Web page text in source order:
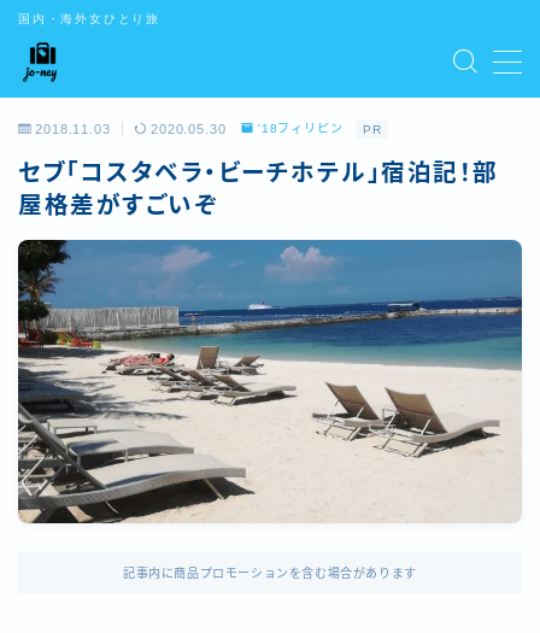
国内・海外女ひとり旅
お問い合わせ
デモプリセット記事 #5
デモプリセット記事 Part01
デモプリセット記事 Part03
デモプリセット記事 Part07
トップ
はじめての方はこちら
プライバシーポリシー
プライバシーポリシー
利用規約／特定商取引法に基づく表記
有料記事の決済完了ページ
特定商取引法に基づく表記
運営者情報
2018.11.03 2020.05.30 '18フィリピン PR
セブ「コスタベラ・ビーチホテル」宿泊記！部
屋格差がすごいぞ
記事内に商品プロモーションを含む場合があります